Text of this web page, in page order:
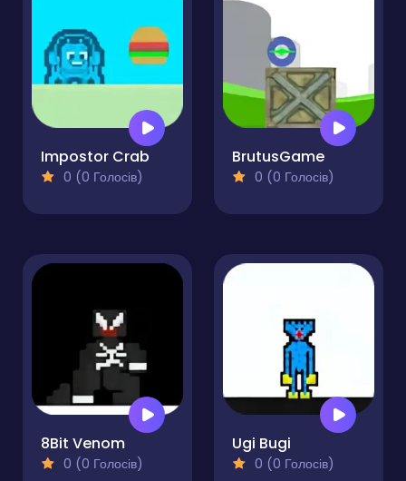
Impostor Crab
0 (0 Голосів)
BrutusGame
0 (0 Голосів)
8Bit Venom
0 (0 Голосів)
Ugi Bugi
0 (0 Голосів)